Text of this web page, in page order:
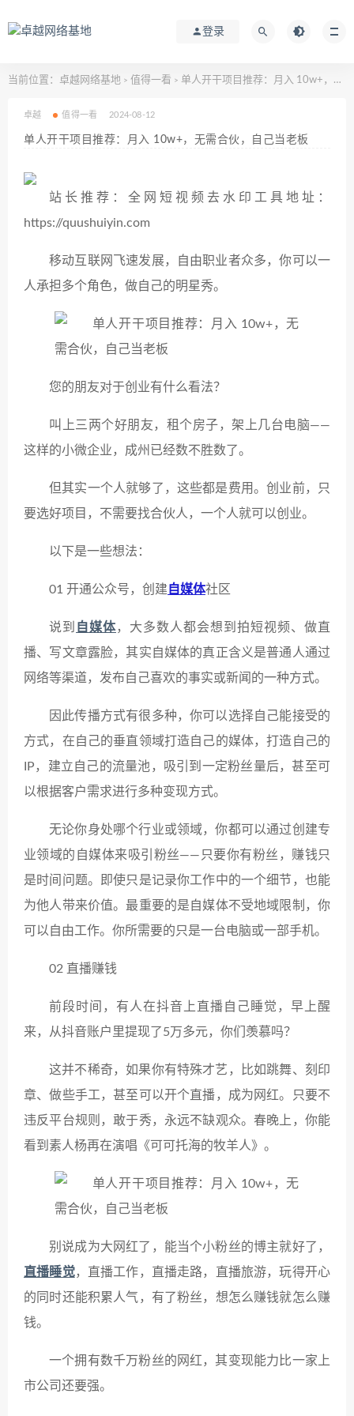
登录
当前位置： 卓越网络基地 > 值得一看 > 单人开干项目推荐：月入 10w+，无需合伙，自己当老板
卓越 值得一看 2024-08-12
单人开干项目推荐：月入 10w+，无需合伙，自己当老板
站长推荐：全网短视频去水印工具地址：
https://quushuiyin.com
移动互联网飞速发展，自由职业者众多，你可以一
人承担多个角色，做自己的明星秀。
您的朋友对于创业有什么看法？
叫上三两个好朋友，租个房子，架上几台电脑——
这样的小微企业，成州已经数不胜数了。
但其实一个人就够了，这些都是费用。创业前，只
要选好项目，不需要找合伙人，一个人就可以创业。
以下是一些想法：
01 开通公众号，创建 自媒体社区
说到 自媒体，大多数人都会想到拍短视频、做直
播、写文章露脸，其实自媒体的真正含义是普通人通过
网络等渠道，发布自己喜欢的事实或新闻的一种方式。
因此传播方式有很多种，你可以选择自己能接受的
方式，在自己的垂直领域打造自己的媒体，打造自己的
IP，建立自己的流量池，吸引到一定粉丝量后，甚至可
以根据客户需求进行多种变现方式。
无论你身处哪个行业或领域，你都可以通过创建专
业领域的自媒体来吸引粉丝——只要你有粉丝，赚钱只
是时间问题。即使只是记录你工作中的一个细节，也能
为他人带来价值。最重要的是自媒体不受地域限制，你
可以自由工作。你所需要的只是一台电脑或一部手机。
02 直播赚钱
前段时间，有人在抖音上直播自己睡觉，早上醒
来，从抖音账户里提现了5万多元，你们羡慕吗？
这并不稀奇，如果你有特殊才艺，比如跳舞、刻印
章、做些手工，甚至可以开个直播，成为网红。只要不
违反平台规则，敢于秀，永远不缺观众。春晚上，你能
看到素人杨再在演唱《可可托海的牧羊人》。
别说成为大网红了，能当个小粉丝的博主就好了，
直播睡觉，直播工作，直播走路，直播旅游，玩得开心
的同时还能积累人气，有了粉丝，想怎么赚钱就怎么赚
钱。
一个拥有数千万粉丝的网红，其变现能力比一家上
市公司还要强。